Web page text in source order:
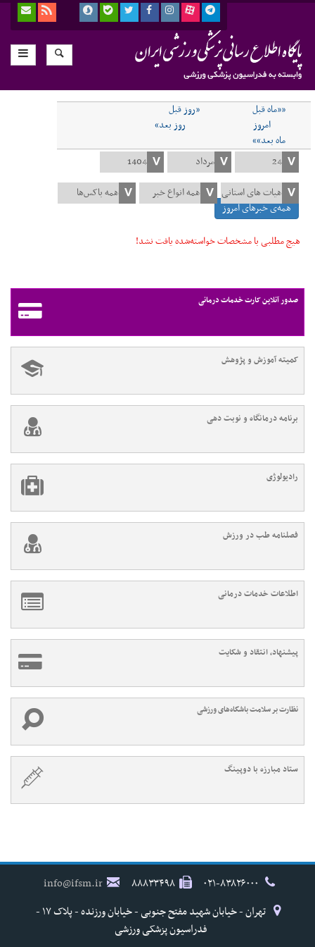
««ماه قبل
«روز قبل
امروز
روز بعد»
ماه بعد»»
همه‌ی خبرهای امروز
هیچ مطلبی با مشخصات خواسته‌شده یافت نشد!
صدور آنلاین کارت خدمات درمانی
کمیته آموزش و پژوهش
برنامه درمانگاه و نوبت دهی
رادیولوژی
فصلنامه طب در ورزش
اطلاعات خدمات درمانی
پیشنهاد، انتقاد و شکایت
نظارت بر سلامت باشگاه‌های ورزشی
ستاد مبارزه با دوپینگ
۸۸۸۳۳۴۹۸
info@ifsm.ir
تهران - خیابان شهید مفتح جنوبی - خیابان ورزنده - پلاک ۱۷ -
فدراسیون پزشکی ورزشی